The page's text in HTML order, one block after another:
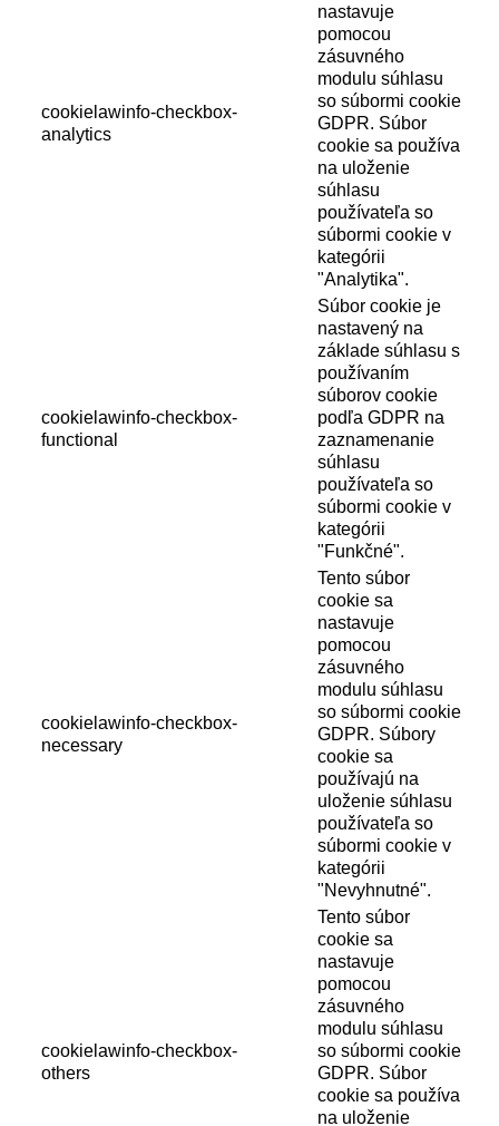
cookielawinfo-checkbox-
analytics
nastavuje
pomocou
zásuvného
modulu súhlasu
so súbormi cookie
GDPR. Súbor
cookie sa používa
na uloženie
súhlasu
používateľa so
súbormi cookie v
kategórii
"Analytika".
cookielawinfo-checkbox-
functional
Súbor cookie je
nastavený na
základe súhlasu s
používaním
súborov cookie
podľa GDPR na
zaznamenanie
súhlasu
používateľa so
súbormi cookie v
kategórii
"Funkčné".
cookielawinfo-checkbox-
necessary
Tento súbor
cookie sa
nastavuje
pomocou
zásuvného
modulu súhlasu
so súbormi cookie
GDPR. Súbory
cookie sa
používajú na
uloženie súhlasu
používateľa so
súbormi cookie v
kategórii
"Nevyhnutné".
cookielawinfo-checkbox-
others
Tento súbor
cookie sa
nastavuje
pomocou
zásuvného
modulu súhlasu
so súbormi cookie
GDPR. Súbor
cookie sa používa
na uloženie